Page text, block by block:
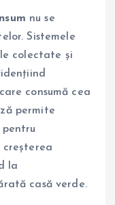
nu se
Sistemele
colectate și
consumă cea
permite
creşterea
la
casă verde.